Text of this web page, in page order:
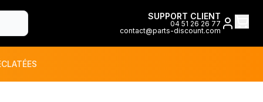
SUPPORT CLIENT
04 51 26 26 77
contact@parts-discount.com